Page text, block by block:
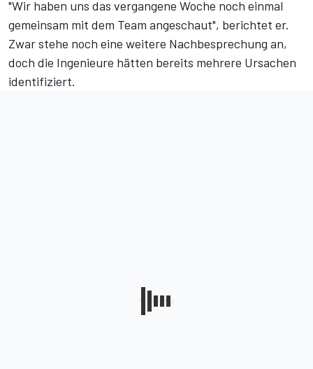
"Wir haben uns das vergangene Woche noch einmal
gemeinsam mit dem Team angeschaut", berichtet er.
Zwar stehe noch eine weitere Nachbesprechung an,
doch die Ingenieure hätten bereits mehrere Ursachen
identifiziert.